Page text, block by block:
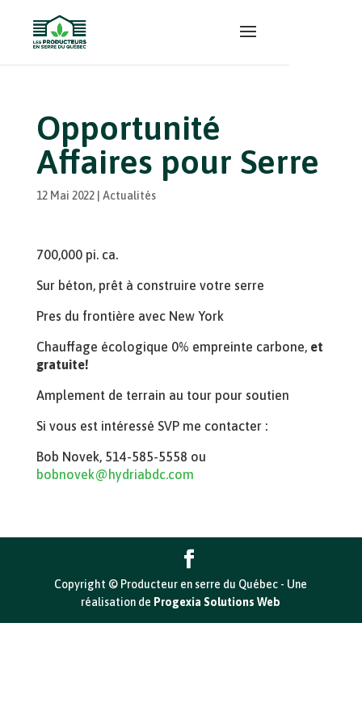
Opportunité
Affaires pour Serre
12 Mai 2022| Actualités
700,000 pi. ca.
Sur béton, prêt à construire votre serre
Pres du frontière avec New York
Chauffage écologique 0% empreinte carbone, et
gratuite!
Amplement de terrain au tour pour soutien
Si vous est intéressé SVP me contacter :
Bob Novek, 514-585-5558 ou
bobnovek@hydriabdc.com
Copyright © Producteur en serre du Québec - Une
réalisation de Progexia Solutions Web